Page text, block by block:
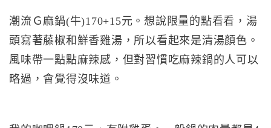
潮流Ｇ麻鍋(牛)170+15元。想說限量的點看看，湯
頭寫著藤椒和鮮香雞湯，所以看起來是清湯顏色。
風味帶一點點麻辣感，但對習慣吃麻辣鍋的人可以
略過，會覺得沒味道。